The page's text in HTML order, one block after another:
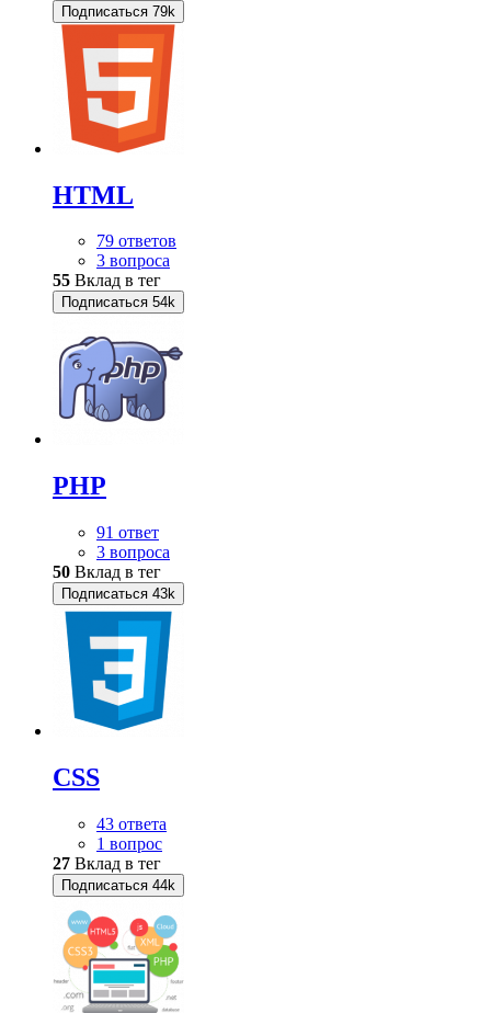
Подписаться 79k
HTML
79 ответов
3 вопроса
55 Вклад в тег
Подписаться 54k
PHP
91 ответ
3 вопроса
50 Вклад в тег
Подписаться 43k
CSS
43 ответа
1 вопрос
27 Вклад в тег
Подписаться 44k